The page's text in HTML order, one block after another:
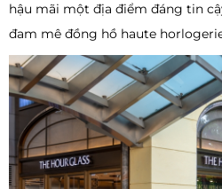
hậu mãi một địa điểm đáng tin
đam mê đồng hồ haute